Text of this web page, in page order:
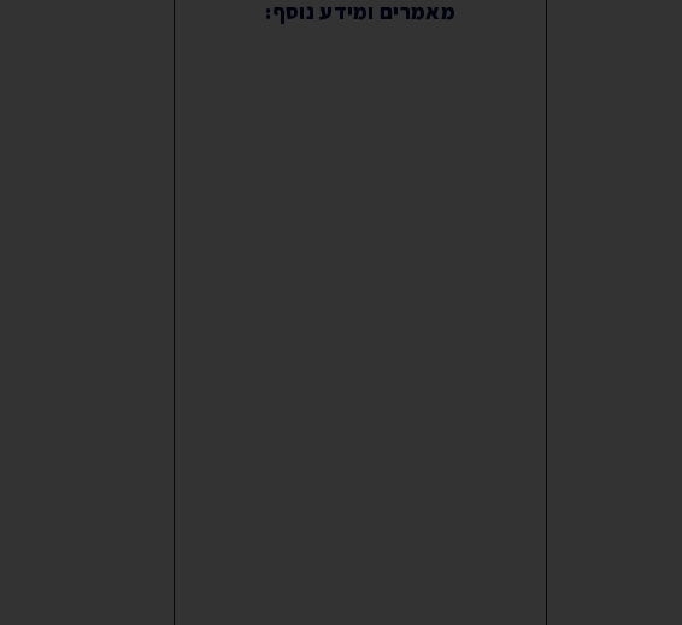
מאמרים ומידע נוסף: